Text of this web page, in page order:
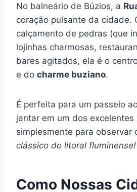
No balneário de Búzios, a
coração pulsante da cidade.
calçamento de pedras (que
lojinhas charmosas,
bares agitados, ela é o
e do charme buziano.
É perfeita para um passeio
jantar em um dos
simplesmente para observar
clássico do litoral fluminense!
Como Nossas